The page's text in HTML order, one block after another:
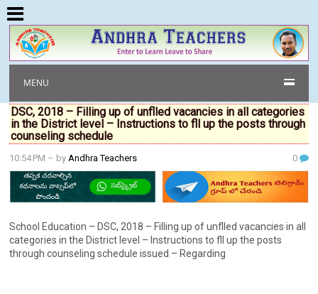
MENU
DSC, 2018 – Filling up of unflled vacancies in all categories
in the District level – Instructions to fll up the posts through
counseling schedule
10:54 PM – byAndhra Teachers 0
School Education – DSC, 2018 – Filling up of unflled vacancies in all
categories in the District level – Instructions to fll up the posts
through counseling schedule issued – Regarding